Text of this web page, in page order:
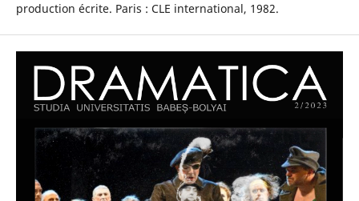
production écrite. Paris : CLE international, 1982.